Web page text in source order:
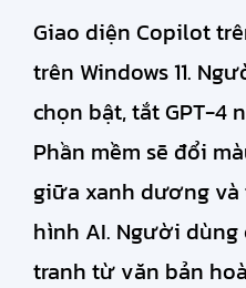
Giao diện Copilot
trên Windows 11.
chọn bật, tắt GPT-4
Phần mềm sẽ đổi
giữa xanh dương
hình AI. Người dùng
tranh từ văn bản